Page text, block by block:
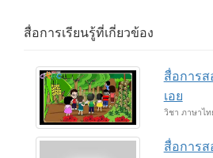
สื่อการเรียนรู้ที่เกี่ยวข้อง
สื่อการส
เอย
วิชา ภาษาไท
สื่อการ